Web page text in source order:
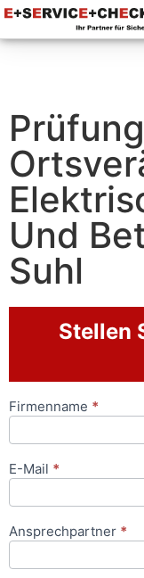
Prüfung
Und
Suhl
Stellen
Anfrageformular
Firmenname *
E-Mail *
Ansprechpartner *